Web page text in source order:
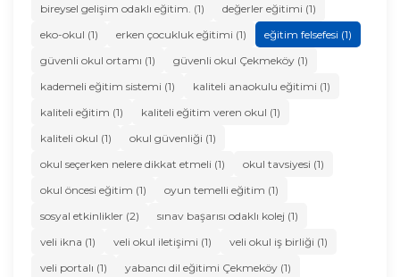
bireysel gelişim odaklı eğitim. (1)
değerler eğitimi (1)
eko-okul (1)
erken çocukluk eğitimi (1)
eğitim felsefesi (1)
güvenli okul ortamı (1)
güvenli okul Çekmeköy (1)
kademeli eğitim sistemi (1)
kaliteli anaokulu eğitimi (1)
kaliteli eğitim (1)
kaliteli eğitim veren okul (1)
kaliteli okul (1)
okul güvenliği (1)
okul seçerken nelere dikkat etmeli (1)
okul tavsiyesi (1)
okul öncesi eğitim (1)
oyun temelli eğitim (1)
sosyal etkinlikler (2)
sınav başarısı odaklı kolej (1)
veli ikna (1)
veli okul iletişimi (1)
veli okul iş birliği (1)
veli portalı (1)
yabancı dil eğitimi Çekmeköy (1)